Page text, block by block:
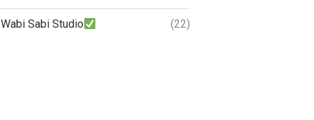
Wabi Sabi Studio (22)